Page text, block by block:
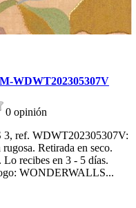
WDWT202305307V
0 opinión
ref. WDWT202305307V:
Retirada en seco.
recibes en 3 - 5 días.
WONDERWALLS...